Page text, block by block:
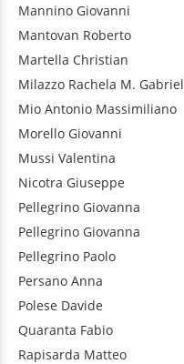
Mannino Giovanni
Mantovan Roberto
Martella Christian
Milazzo Rachela M.
Mio Antonio Massimiliano
Morello Giovanni
Mussi Valentina
Nicotra Giuseppe
Pellegrino Giovanna
Pellegrino Giovanna
Pellegrino Paolo
Persano Anna
Polese Davide
Quaranta Fabio
Rapisarda Matteo